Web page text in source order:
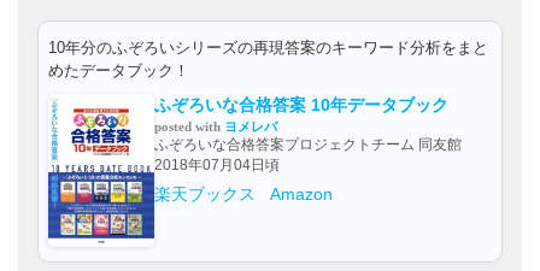
10年分のふぞろいシリーズの再現答案のキーワード分析をまと
めたデータブック！
ふぞろいな合格答案 10年データブック
posted with ヨメレバ
ふぞろいな合格答案プロジェクトチーム 同友館
2018年07月04日頃
楽天ブックス Amazon